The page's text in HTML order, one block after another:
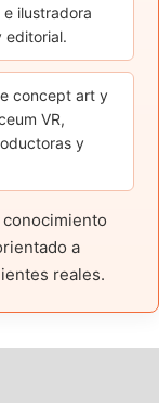
ilustradora
editorial.
concept art y
VR,
y
a
reales.